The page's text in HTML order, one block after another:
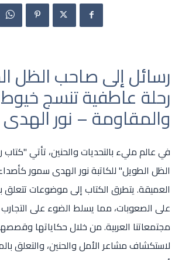
رسائل إلى صاحب الظل
رحلة عاطفية تنسج
والمقاومة – نور
في عالم مليء بالتحديات والحنين، تأتي
الظل الطويل" للكاتبة نور الهدى سمور
العميقة. يتطرق الكتاب إلى موضوعات تتعلق
على الصعوبات، مما يسلط الضوء على
مجتمعاتنا العربية. من خلال حكاياتها
لاستكشاف مشاعر الأمل والحنين، والتعلق